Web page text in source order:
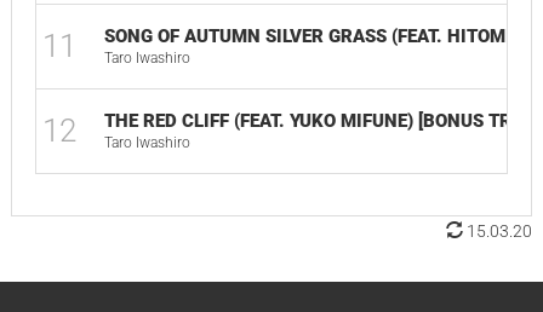
11 SONG OF AUTUMN SILVER GRASS (FEAT. HITOMI
Taro Iwashiro
12 THE RED CLIFF (FEAT. YUKO MIFUNE) [BONUS
Taro Iwashiro
15.03.20